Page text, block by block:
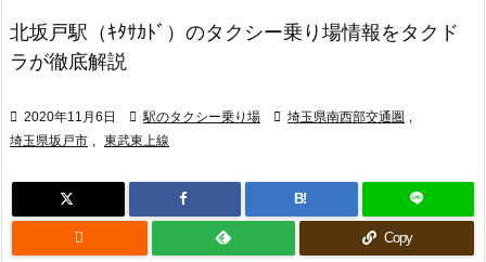
北坂戸駅（ｷﾀｻｶﾄﾞ）のタクシー乗り場情報をタクド
ラが徹底解説
 2020年11月6日  駅のタクシー乗り場  埼玉県南西部交通圏 ,
埼玉県坂戸市 , 東武東上線
B!
 Copy